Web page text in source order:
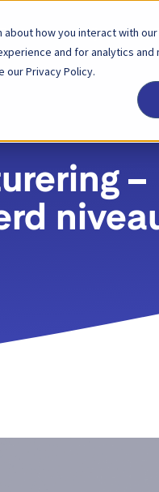
how you interact with
and for analytics
our Privacy Policy.
Partner Prijzen
–